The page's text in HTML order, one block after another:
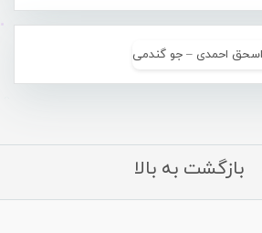
بازگشت به بالا